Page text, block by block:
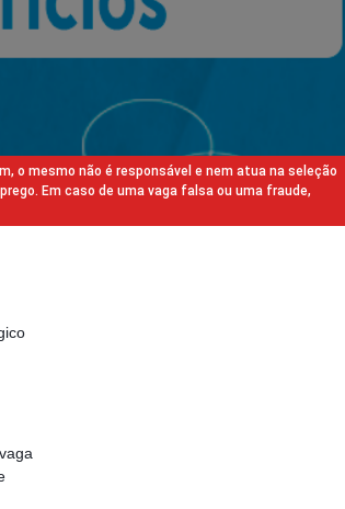
o mesmo não é responsável e nem atua na seleção
Em caso de uma vaga falsa ou uma fraude,